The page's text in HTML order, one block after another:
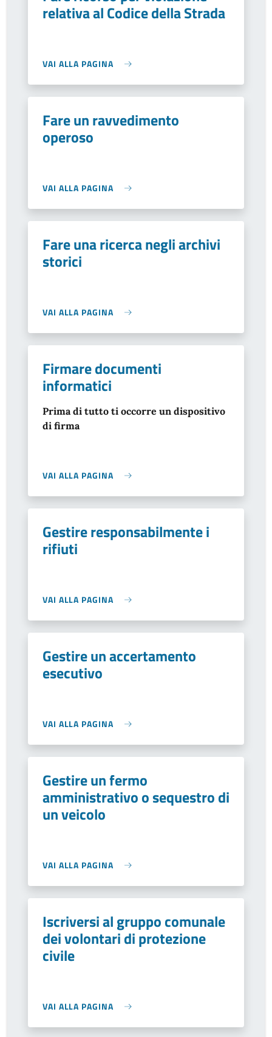
relativa al Codice della Strada
VAI ALLA PAGINA
Fare un ravvedimento
operoso
VAI ALLA PAGINA
Fare una ricerca negli archivi
storici
VAI ALLA PAGINA
Firmare documenti
informatici
Prima di tutto ti occorre un dispositivo
di firma
VAI ALLA PAGINA
Gestire responsabilmente i
rifiuti
VAI ALLA PAGINA
Gestire un accertamento
esecutivo
VAI ALLA PAGINA
Gestire un fermo
amministrativo o sequestro di
un veicolo
VAI ALLA PAGINA
Iscriversi al gruppo comunale
dei volontari di protezione
civile
VAI ALLA PAGINA